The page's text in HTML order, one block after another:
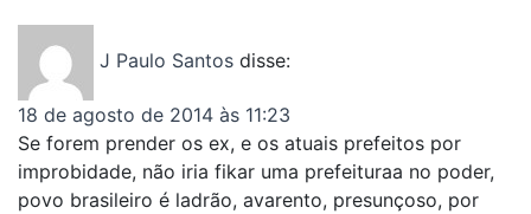
J Paulo Santos disse:
18 de agosto de 2014 às 11:23
Se forem prender os ex, e os atuais prefeitos por
improbidade, não iria fikar uma prefeituraa no poder,
povo brasileiro é ladrão, avarento, presunçoso, por